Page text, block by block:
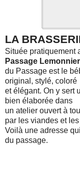
LA
Située pratiquement
Passage Lemonnier
du Passage est le
original, stylé, coloré
et élégant. On y sert
bien élaborée dans
un atelier ouvert à
par les viandes et
Voilà une adresse
du passage.